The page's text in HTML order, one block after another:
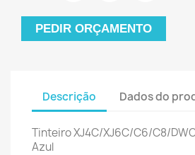
PEDIR ORÇAMENTO
Descrição Dados do
Tinteiro XJ4C/XJ6C/C6/C8/
Azul